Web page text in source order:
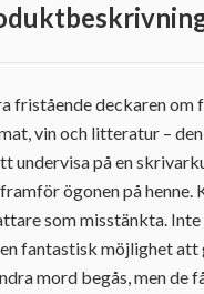
fristående deckaren
vin och litteratur –
undervisa på en
ögonen på henne.
som misstänkta. Inte
fantastisk möjlighet att
mord begås, men de